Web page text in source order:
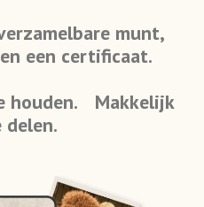
munt,
een certificaat.
houden. Makkelijk
delen.